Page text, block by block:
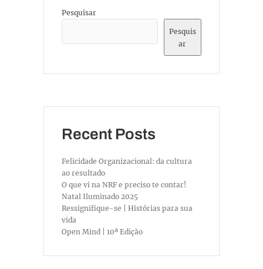
Pesquisar
Pesquis
ar
Recent Posts
Felicidade Organizacional: da cultura
ao resultado
O que vi na NRF e preciso te contar!
Natal Iluminado 2025
Ressignifique-se | Histórias para sua
vida
Open Mind | 10ª Edição